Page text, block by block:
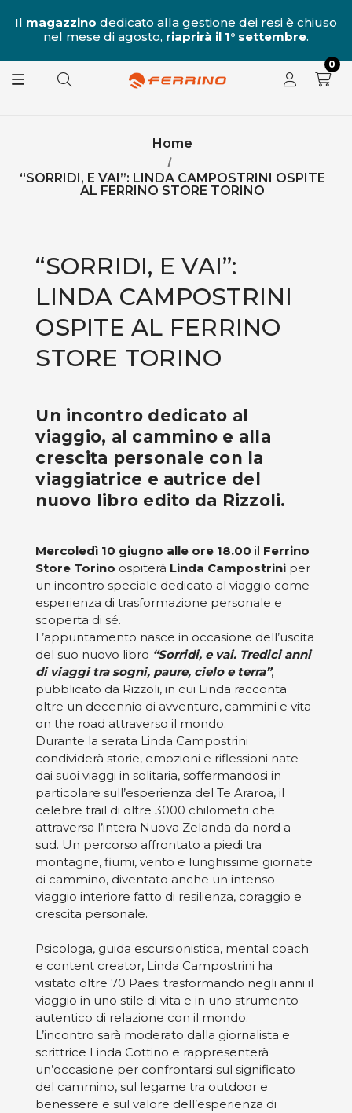
Il magazzino dedicato alla gestione dei resi è chiuso
nel mese di agosto, riaprirà il 1° settembre.
0
Home
“SORRIDI, E VAI”: LINDA CAMPOSTRINI OSPITE
AL FERRINO STORE TORINO
“SORRIDI, E VAI”:
LINDA CAMPOSTRINI
OSPITE AL FERRINO
STORE TORINO
Un incontro dedicato al
viaggio, al cammino e alla
crescita personale con la
viaggiatrice e autrice del
nuovo libro edito da Rizzoli.
Mercoledì 10 giugno alle ore 18.00 il Ferrino
Store Torino ospiterà Linda Campostrini per
un incontro speciale dedicato al viaggio come
esperienza di trasformazione personale e
scoperta di sé.
L’appuntamento nasce in occasione dell’uscita
del suo nuovo libro “Sorridi, e vai. Tredici anni
di viaggi tra sogni, paure, cielo e terra”,
pubblicato da Rizzoli, in cui Linda racconta
oltre un decennio di avventure, cammini e vita
on the road attraverso il mondo.
Durante la serata Linda Campostrini
condividerà storie, emozioni e riflessioni nate
dai suoi viaggi in solitaria, soffermandosi in
particolare sull’esperienza del Te Araroa, il
celebre trail di oltre 3000 chilometri che
attraversa l’intera Nuova Zelanda da nord a
sud. Un percorso affrontato a piedi tra
montagne, fiumi, vento e lunghissime giornate
di cammino, diventato anche un intenso
viaggio interiore fatto di resilienza, coraggio e
crescita personale.
Psicologa, guida escursionistica, mental coach
e content creator, Linda Campostrini ha
visitato oltre 70 Paesi trasformando negli anni il
viaggio in uno stile di vita e in uno strumento
autentico di relazione con il mondo.
L’incontro sarà moderato dalla giornalista e
scrittrice Linda Cottino e rappresenterà
un’occasione per confrontarsi sul significato
del cammino, sul legame tra outdoor e
benessere e sul valore dell’esperienza di